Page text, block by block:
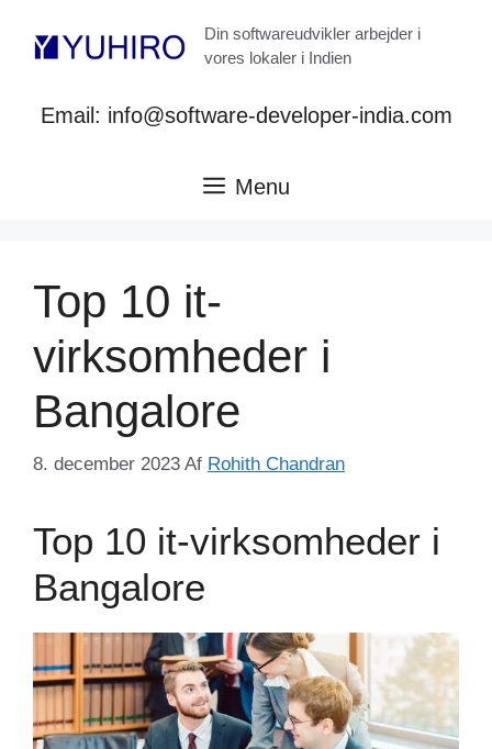
Din softwareudvikler arbejder i
vores lokaler i Indien
Email: info@software-developer-india.com
Menu
Top 10 it-
virksomheder i
Bangalore
8. december 2023 Af Rohith Chandran
Top 10 it-virksomheder i
Bangalore